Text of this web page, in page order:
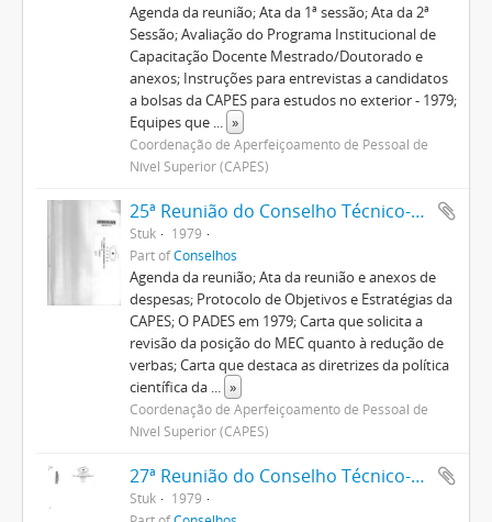
Agenda da reunião; Ata da 1ª sessão; Ata da 2ª
Sessão; Avaliação do Programa Institucional de
Capacitação Docente Mestrado/Doutorado e
anexos; Instruções para entrevistas a candidatos
a bolsas da CAPES para estudos no exterior - 1979;
Equipes que ... »
Coordenação de Aperfeiçoamento de Pessoal de
Nível Superior (CAPES)
25ª Reunião do Conselho Técnico-Administrativo
Stuk
1979
Part ofConselhos
Agenda da reunião; Ata da reunião e anexos de
despesas; Protocolo de Objetivos e Estratégias da
CAPES; O PADES em 1979; Carta que solicita a
revisão da posição do MEC quanto à redução de
verbas; Carta que destaca as diretrizes da política
científica da ... »
Coordenação de Aperfeiçoamento de Pessoal de
Nível Superior (CAPES)
27ª Reunião do Conselho Técnico-Administrativo
Stuk
1979